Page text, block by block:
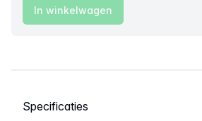
In winkelwagen
Selecteer een tabblad